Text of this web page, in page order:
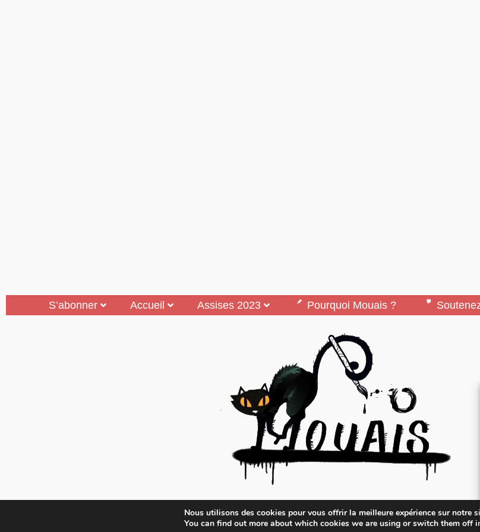
S’abonner Accueil Assises 2023 Pourquoi Mouais ?
Mouais, le mensuel dubitatif…quoique est édité par l’Association ARMA,
Médias Alternatifs – contact[at]mouais.org
Nous utilisons des cookies pour vous offrir la meilleure expérience sur notre
You can find out more about which cookies we are using or switch them off in